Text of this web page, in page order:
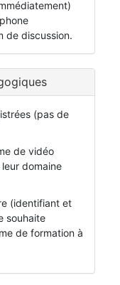
de discussion.
(pas de
de vidéo
domaine
(identifiant et
souhaite
de formation à